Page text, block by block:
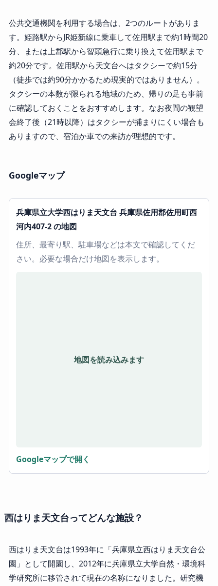
公共交通機関を利用する場合は、2つのルートがありま
す。姫路駅からJR姫新線に乗車して佐用駅まで約1時間20
分、または上郡駅から智頭急行に乗り換えて佐用駅まで
約20分です。佐用駅から天文台へはタクシーで約15分
（徒歩では約90分かかるため現実的ではありません）。
タクシーの本数が限られる地域のため、帰りの足も事前
に確認しておくことをおすすめします。なお夜間の観望
会終了後（21時以降）はタクシーが捕まりにくい場合も
ありますので、宿泊か車での来訪が理想的です。
Googleマップ
兵庫県立大学西はりま天文台 兵庫県佐用郡佐用町西
河内407-2 の地図
住所、最寄り駅、駐車場などは本文で確認してくだ
さい。必要な場合だけ地図を表示します。
地図を読み込みます
Googleマップで開く
西はりま天文台ってどんな施設？
西はりま天文台は1993年に「兵庫県立西はりま天文台公
園」として開園し、2012年に兵庫県立大学自然・環境科
学研究所に移管されて現在の名称になりました。研究機